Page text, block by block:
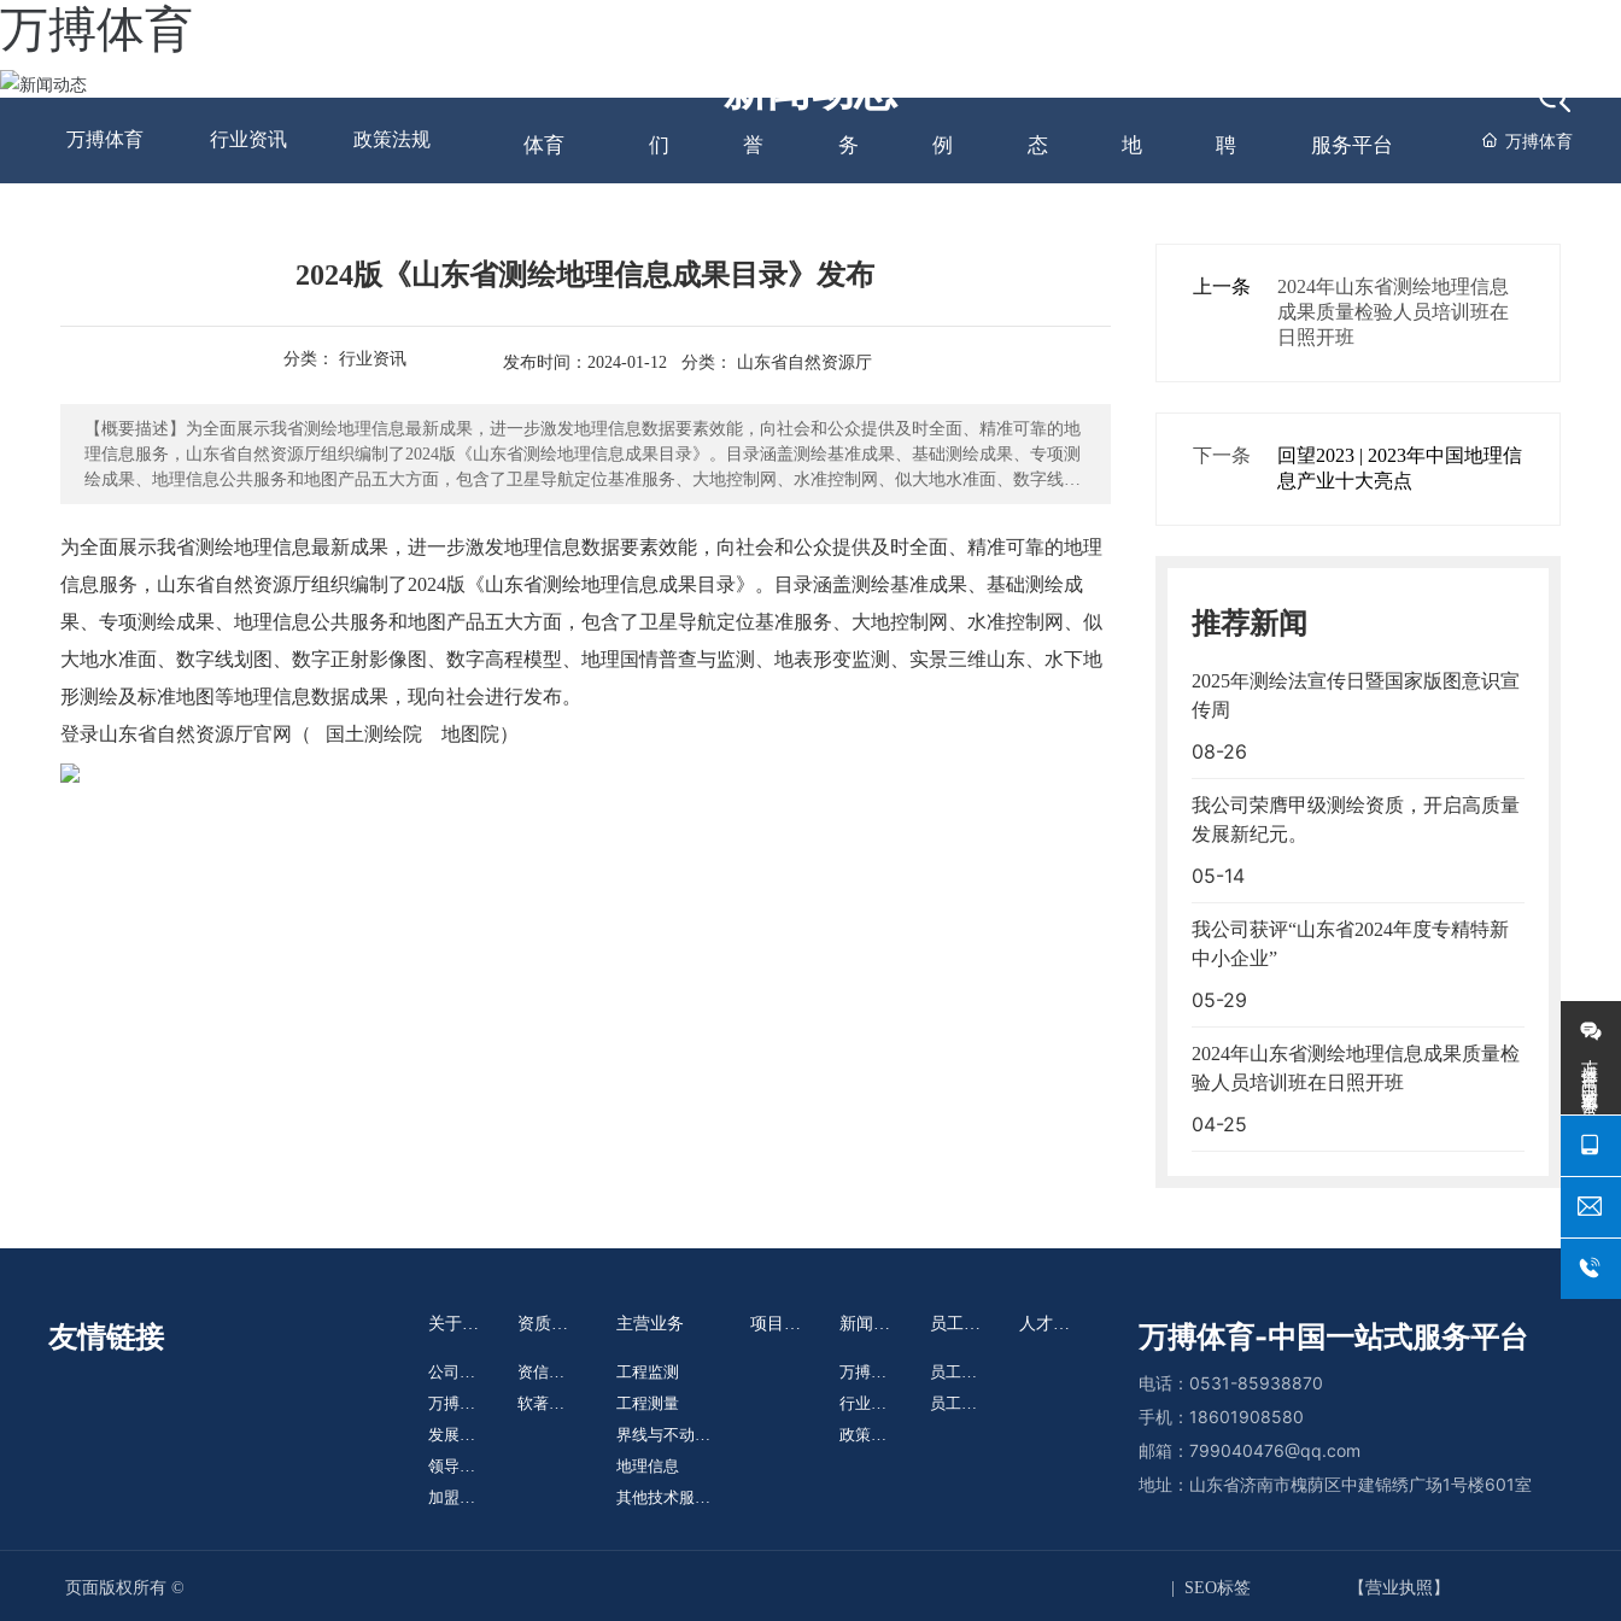
万搏体育
体育 们 誉 务 例 态 地 聘 服务平台
新闻动态
万搏体育 行业资讯 政策法规 万搏体育
2024版《山东省测绘地理信息成果目录》发布
分类： 行业资讯 发布时间：2024-01-12 分类： 山东省自然资源厅
【概要描述】为全面展示我省测绘地理信息最新成果，进一步激发地理信息数据要素效能，向社会和公众提供及时全面、精准可靠的地
理信息服务，山东省自然资源厅组织编制了2024版《山东省测绘地理信息成果目录》。目录涵盖测绘基准成果、基础测绘成果、专项测
绘成果、地理信息公共服务和地图产品五大方面，包含了卫星导航定位基准服务、大地控制网、水准控制网、似大地水准面、数字线划
信息综合监管服务平台”即可查询。（地理信息管理处 国土测绘院 地图院）
为全面展示我省测绘地理信息最新成果，进一步激发地理信息数据要素效能，向社会和公众提供及时全面、精准可靠的地理
信息服务，山东省自然资源厅组织编制了2024版《山东省测绘地理信息成果目录》。目录涵盖测绘基准成果、基础测绘成
果、专项测绘成果、地理信息公共服务和地图产品五大方面，包含了卫星导航定位基准服务、大地控制网、水准控制网、似
大地水准面、数字线划图、数字正射影像图、数字高程模型、地理国情普查与监测、地表形变监测、实景三维山东、水下地
形测绘及标准地图等地理信息数据成果，现向社会进行发布。
登录山东省自然资源厅官网（ 国土测绘院 地图院）
上一条
2024年山东省测绘地理信息
成果质量检验人员培训班在
日照开班
下一条
回望2023 | 2023年中国地理信
息产业十大亮点
推荐新闻
2025年测绘法宣传日暨国家版图意识宣
传周
08-26
我公司荣膺甲级测绘资质，开启高质量
发展新纪元。
05-14
我公司获评“山东省2024年度专精特新
中小企业”
05-29
2024年山东省测绘地理信息成果质量检
验人员培训班在日照开班
04-25
友情链接
关于我
公司简
介
万搏体
育
发展历
程
领导致
辞
加盟合
资质荣
资信及
荣誉
软著及
主营业务
工程监测
工程测量
界线与不动产
测绘
地理信息
其他技术服务
项目案
新闻动
万搏体
育
行业资
讯
政策法
员工天
员工心
语
员工风
人才招
万搏体育-中国一站式服务平台
电话： 0531-85938870
手机： 18601908580
邮箱： 799040476@qq.com
地址：山东省济南市槐荫区中建锦绣广场1号楼601室
页面版权所有 © | SEO标签 【营业执照】
万搏体育-中国一站式服务平台